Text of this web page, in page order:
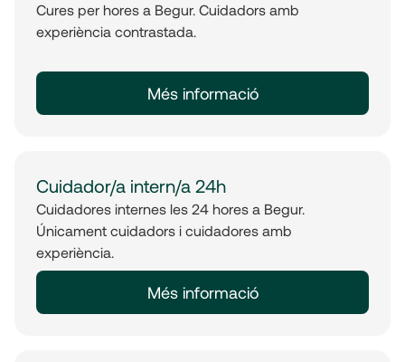
Cures per hores a Begur. Cuidadors amb
experiència contrastada.
Més informació
Cuidador/a intern/a 24h
Cuidadores internes les 24 hores a Begur.
Únicament cuidadors i cuidadores amb
experiència.
Més informació